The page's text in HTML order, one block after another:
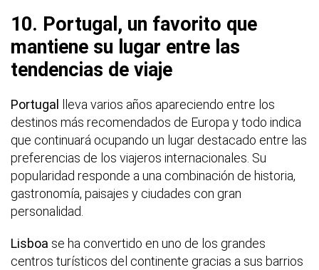
10. Portugal, un favorito que
mantiene su lugar entre las
tendencias de viaje
Portugal
lleva varios años apareciendo entre los
destinos más recomendados de Europa y todo indica
que continuará ocupando un lugar destacado entre las
preferencias de los viajeros internacionales. Su
popularidad responde a una combinación de historia,
gastronomía, paisajes y ciudades con gran
personalidad.
Lisboa se ha convertido en uno de los grandes
centros turísticos del continente gracias a sus barrios